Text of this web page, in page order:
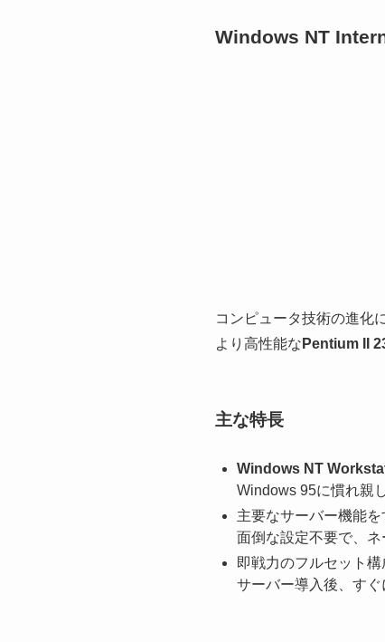
Windows NT
コンピュータ技術の進化
より高性能な Pentium II
主な特長
Windows NT
Windows 95に慣れ親
主要なサーバー機能
面倒な設定不要で、
即戦力のフルセット構
サーバー導入後、すぐ